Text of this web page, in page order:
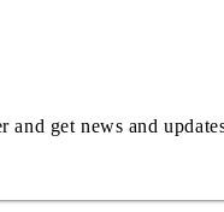
and get news and